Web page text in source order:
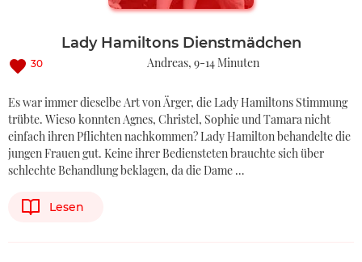
Lady Hamiltons Dienstmädchen
30 Andreas 9-14 Minuten
Es war immer dieselbe Art von Ärger, die Lady Hamiltons Stimmung
trübte. Wieso konnten Agnes, Christel, Sophie und Tamara nicht
einfach ihren Pflichten nachkommen? Lady Hamilton behandelte die
jungen Frauen gut. Keine ihrer Bediensteten brauchte sich über
schlechte Behandlung beklagen, da die Dame …
Lesen